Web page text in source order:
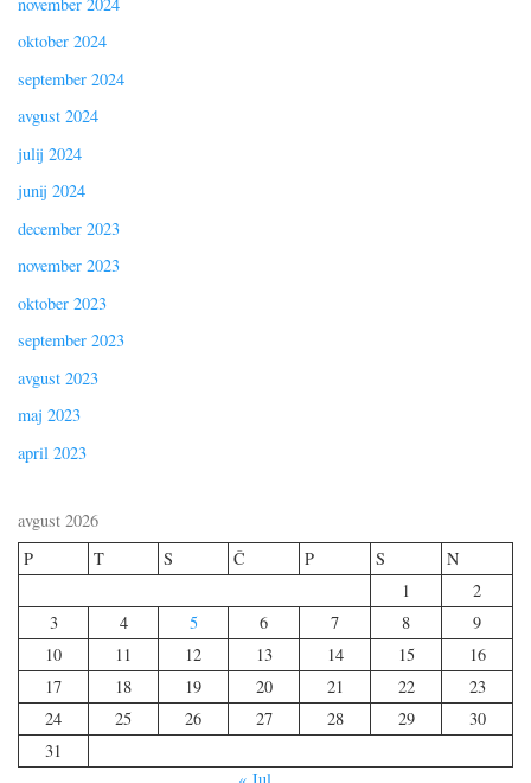
oktober 2024
september 2024
avgust 2024
julij 2024
junij 2024
december 2023
november 2023
oktober 2023
september 2023
avgust 2023
maj 2023
april 2023
avgust 2026
P
T S Č P S
N
1
2
3
4 5 6 7 8
9
10
11 12 13 14 15
16
17
18 19 20 21 22
23
24
25 26 27 28 29
30
31
« Jul